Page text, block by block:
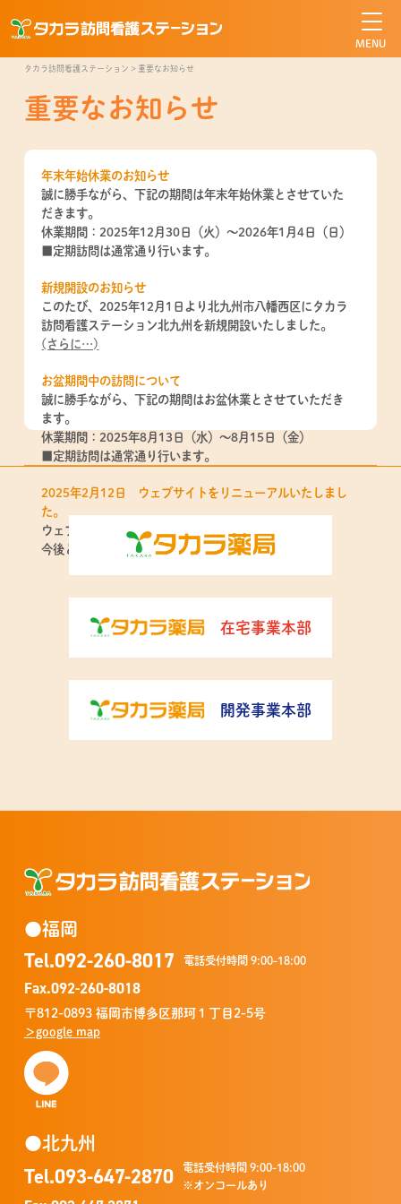
タカラ訪問看護ステーション
タカラ訪問看護ステーション > 重要なお知らせ
重要なお知らせ
年末年始休業のお知らせ
誠に勝手ながら、下記の期間は年末年始休業とさせていた
だきます。
休業期間：2025年12月30日（火）～2026年1月4日（日）
■定期訪問は通常通り行います。
新規開設のお知らせ
このたび、2025年12月1日より北九州市八幡西区にタカラ
訪問看護ステーション北九州を新規開設いたしました。
(さらに…)
お盆期間中の訪問について
誠に勝手ながら、下記の期間はお盆休業とさせていただき
ます。
休業期間：2025年8月13日（水）～8月15日（金）
■定期訪問は通常通り行います。
2025年2月12日 ウェブサイトをリニューアルいたしまし
た。
ウェブサイトをリニューアルいたしました。
今後ともよろしくお願いいたします。
在宅事業本部
開発事業本部
●福岡
Tel.092-260-8017 電話受付時間 9:00-18:00
Fax.092-260-8018
〒812-0893 福岡市博多区那珂１丁目2-5号
＞google map
●北九州
Tel.093-647-2870
電話受付時間 9:00-18:00
※オンコールあり